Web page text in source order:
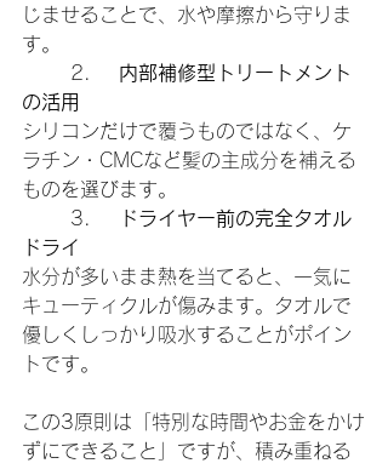
じませることで、水や摩擦から守りま
す。
内部補修型トリートメント
の活用
シリコンだけで覆うものではなく、ケ
ラチン・CMCなど髪の主成分を補える
ものを選びます。
ドライヤー前の完全タオル
ドライ
水分が多いまま熱を当てると、一気に
キューティクルが傷みます。タオルで
優しくしっかり吸水することがポイン
トです。
この3原則は「特別な時間やお金をかけ
ずにできること」ですが、積み重ねる